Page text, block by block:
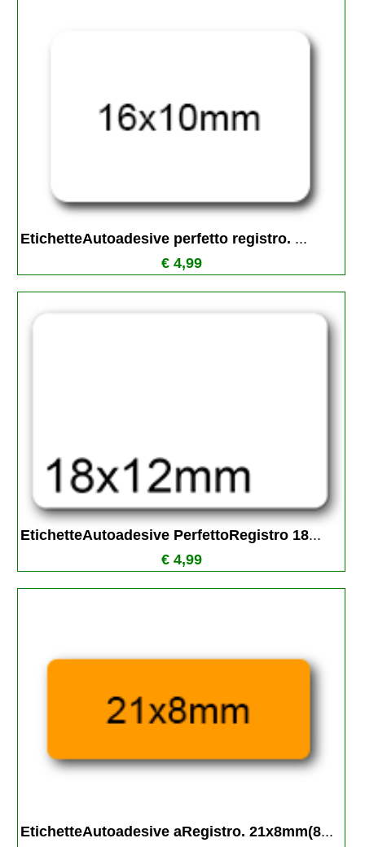
EtichetteAutoadesive perfetto registro. ...
€ 4,99
EtichetteAutoadesive PerfettoRegistro 18...
€ 4,99
EtichetteAutoadesive aRegistro. 21x8mm(8...